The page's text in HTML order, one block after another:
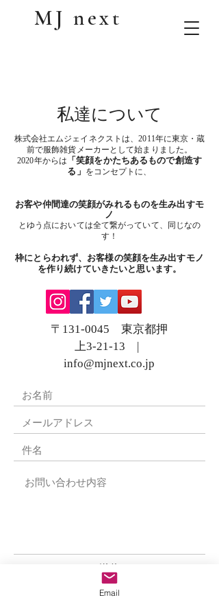
MJ next
私達について
株式会社エムジェイネクストは、2011年に東京・蔵
前で服飾雑貨メーカーとして始まりました。
2020年からは 「笑顔をかたちあるもので創造す
る」 をコンセプトに、
お客や仲間達の笑顔がみれるものを生み出すモ
ノ
とゆう点においては全て繋がっていて、同じなの
す！
枠にとらわれず、お客様の笑顔を生み出すモノ
を作り続けていきたいと思います。
〒131-0045 東京都押
上3-21-13 |
info@mjnext.co.jp
Email